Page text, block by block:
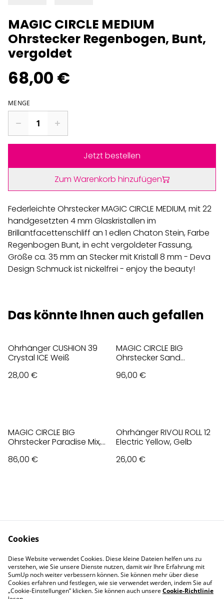
MAGIC CIRCLE MEDIUM
Ohrstecker Regenbogen, Bunt,
vergoldet
68,00 €
MENGE
Jetzt bestellen
Zum Warenkorb hinzufügen
Federleichte Ohrstecker MAGIC CIRCLE MEDIUM, mit 22
handgesetzten 4 mm Glaskristallen im
Brillantfacettenschliff an 1 edlen Chaton Stein, Farbe
Regenbogen Bunt, in echt vergoldeter Fassung,
Größe ca. 35 mm an Stecker mit Kristall 8 mm - Deva
Design Schmuck ist nickelfrei - enjoy the beauty!
Das könnte Ihnen auch gefallen
Ohrhänger CUSHION 39
Crystal ICE Weiß
28,00 €
MAGIC CIRCLE BIG
Ohrstecker Sand
Beige, vergoldet
96,00 €
MAGIC CIRCLE BIG
Ohrstecker Paradise Mix,
86,00 €
Ohrhänger RIVOLI ROLL 12
Electric Yellow, Gelb
26,00 €
Privacy Policy
Cookie Policy
Impressum
Cookies
Diese Website verwendet Cookies. Diese kleine Dateien helfen uns zu
verstehen, wie Sie unsere Dienste nutzen, damit wir Ihre Erfahrung mit
SumUp noch weiter verbessern können. Sie können mehr über diese
Cookies erfahren und festlegen, wie sie verwendet werden, indem Sie auf
„Cookie-Einstellungen” klicken. Sie können auch unsereCookie-Richtlinie